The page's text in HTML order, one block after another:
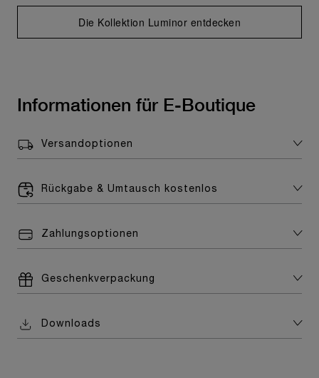
Die Kollektion Luminor entdecken
Informationen für E-Boutique
Versandoptionen
Rückgabe & Umtausch kostenlos
Zahlungsoptionen
Geschenkverpackung
Downloads